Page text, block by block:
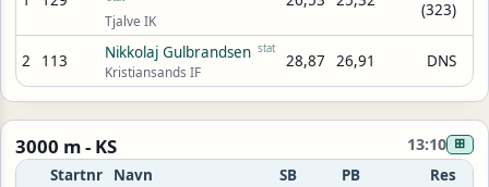
Tjalve IK
(323)
2 113 Nikkolaj Gulbrandsen stat
Kristiansands IF
28,87 26,91 DNS
3000 m - KS 13:10 ⊞
Startnr Navn SB PB Res